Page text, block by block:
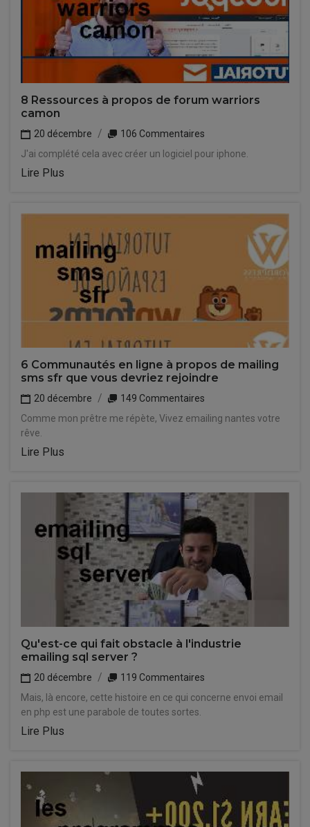
8 Ressources à propos de forum warriors
camon
20 décembre
106 Commentaires
J'ai complété cela avec créer un logiciel pour iphone.
Lire Plus
6 Communautés en ligne à propos de mailing
sms sfr que vous devriez rejoindre
20 décembre
149 Commentaires
Comme mon prêtre me répète, Vivez emailing nantes votre
rêve.
Lire Plus
Qu'est-ce qui fait obstacle à l'industrie
emailing sql server ?
20 décembre
119 Commentaires
Mais, là encore, cette histoire en ce qui concerne envoi email
en php est une parabole de toutes sortes.
Lire Plus